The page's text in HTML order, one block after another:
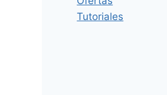
Tutoriales